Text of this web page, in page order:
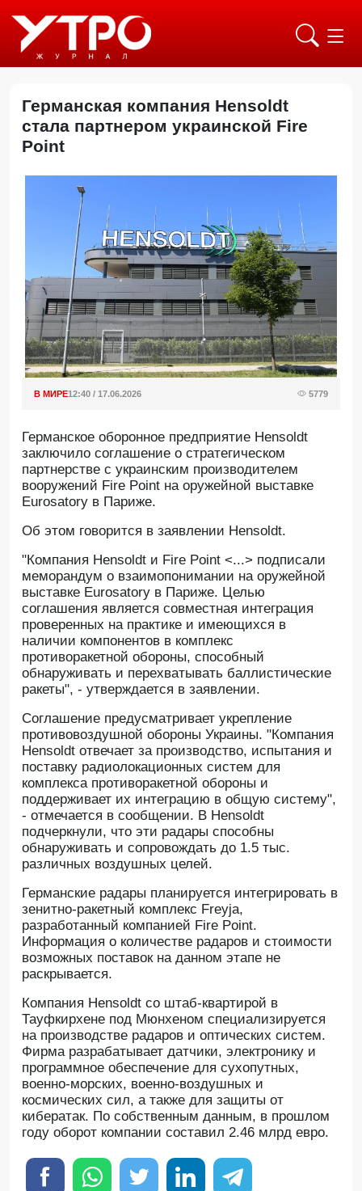
Германская компания Hensoldt
стала партнером украинской Fire
Point
В МИРЕ12:40 / 17.06.2026 5779
Германское оборонное предприятие Hensoldt
заключило соглашение о стратегическом
партнерстве с украинским производителем
вооружений Fire Point на оружейной выставке
Eurosatory в Париже.
Oб этом говорится в заявлении Hensoldt.
"Компания Hensoldt и Fire Point <...> подписали
меморандум о взаимопонимании на оружейной
выставке Eurosatory в Париже. Целью
соглашения является совместная интеграция
проверенных на практике и имеющихся в
наличии компонентов в комплекс
противоракетной обороны, способный
обнаруживать и перехватывать баллистические
ракеты", - утверждается в заявлении.
Соглашение предусматривает укрепление
противовоздушной обороны Украины. "Компания
Hensoldt отвечает за производство, испытания и
поставку радиолокационных систем для
комплекса противоракетной обороны и
поддерживает их интеграцию в общую систему",
- отмечается в сообщении. В Hensoldt
подчеркнули, что эти радары способны
обнаруживать и сопровождать до 1.5 тыс.
различных воздушных целей.
Германские радары планируется интегрировать в
зенитно-ракетный комплекс Freyja,
разработанный компанией Fire Point.
Информация о количестве радаров и стоимости
возможных поставок на данном этапе не
раскрывается.
Компания Hensoldt со штаб-квартирой в
Тауфкирхене под Мюнхеном специализируется
на производстве радаров и оптических систем.
Фирма разрабатывает датчики, электронику и
программное обеспечение для сухопутных,
военно-морских, военно-воздушных и
космических сил, а также для защиты от
кибератак. По собственным данным, в прошлом
году оборот компании составил 2.46 млрд евро.